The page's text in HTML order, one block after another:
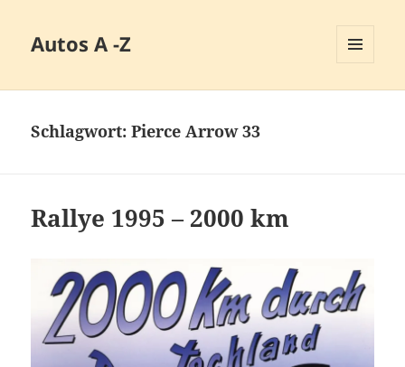
Autos A -Z
Schlagwort:Pierce Arrow 33
Rallye 1995 – 2000 km